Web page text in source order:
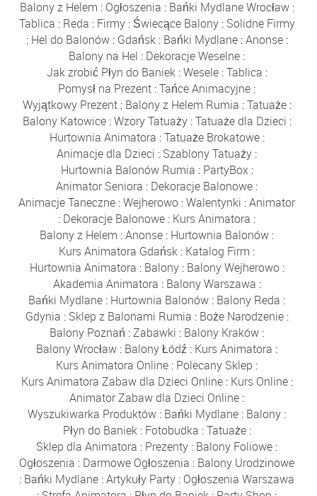
Balony z Helem : Ogłoszenia : Bańki Mydlane Wrocław:
Tablica : Reda : Firmy: Świecące Balony: Solidne Firmy
: Hel do Balonów: Gdańsk: Bańki Mydlane:Anonse:
Balony na Hel : Dekoracje Weselne :
Jak zrobić Płyn do Baniek:Wesele:Tablica :
Pomysł na Prezent :Tańce Animacyjne :
Wyjątkowy Prezent: Balony z Helem Rumia :Tatuaże:
Balony Katowice:Wzory Tatuaży:Tatuaże dla Dzieci :
Hurtownia Animatora :Tatuaże Brokatowe:
Animacje dla Dzieci : Szablony Tatuaży :
Hurtownia Balonów Rumia : PartyBox:
Animator Seniora : Dekoracje Balonowe :
Animacje Taneczne :Wejherowo :Walentynki :Animator
: Dekoracje Balonowe : Kurs Animatora :
Balony z Helem :Anonse : Hurtownia Balonów :
Kurs Animatora Gdańsk : Katalog Firm :
Hurtownia Animatora : Balony: Balony Wejherowo:
Akademia Animatora : Balony Warszawa :
Bańki Mydlane : Hurtownia Balonów : Balony Reda :
Gdynia : Sklep z Balonami Rumia : Boże Narodzenie:
Balony Poznań :Zabawki : Balony Kraków :
Balony Wrocław : Balony Łódź : Kurs Animatora :
Kurs Animatora Online : Polecany Sklep :
Kurs Animatora Zabaw dla Dzieci Online: Kurs Online:
Animator Zabaw dla Dzieci Online :
Wyszukiwarka Produktów : Bańki Mydlane : Balony :
Płyn do Baniek: Fotobudka :Tatuaże:
Sklep dla Animatora : Prezenty : Balony Foliowe :
Ogłoszenia : Darmowe Ogłoszenia : Balony Urodzinowe
: Bańki Mydlane :Artykuły Party : Ogłoszenia Warszawa